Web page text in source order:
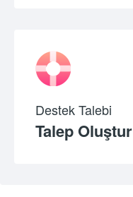
Destek Talebi
Talep Oluştur